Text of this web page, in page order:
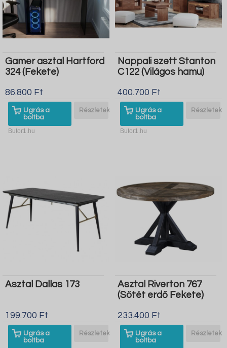
Gamer asztal Hartford
324 (Fekete)
86.800 Ft
Ugrás a
boltba
Részletek
Butor1.hu
Nappali szett Stanton
C122 (Világos hamu)
400.700 Ft
Ugrás a
boltba
Részletek
Butor1.hu
Asztal Dallas 173
199.700 Ft
Ugrás a
boltba
Részletek
Asztal Riverton 767
(Sötét erdő Fekete)
233.400 Ft
Ugrás a
boltba
Részletek